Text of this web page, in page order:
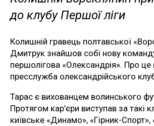
до клубу Першої ліги
Колишній гравець полтавської
Дмитрук знайшов собі нову
першолігова «Олександрія». Про
пресслужба олександрійського
Тарас є вихованцем волинського
Протягом кар’єри виступав за такі
київське «Динамо», «Гірник-